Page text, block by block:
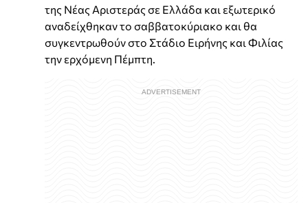
της Νέας Αριστεράς σε Ελλάδα και εξωτερικό
αναδείχθηκαν το σαββατοκύριακο και θα
συγκεντρωθούν στο Στάδιο Ειρήνης και Φιλίας
την ερχόμενη Πέμπτη.